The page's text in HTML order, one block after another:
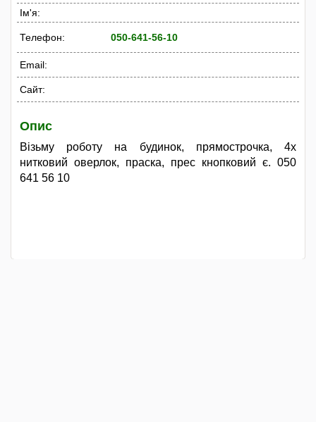
Ім'я:
Телефон: 050-641-56-10
Email:
Сайт:
Опис
Візьму роботу на будинок, прямострочка, 4х
нитковий оверлок, праска, прес кнопковий є. 050
641 56 10